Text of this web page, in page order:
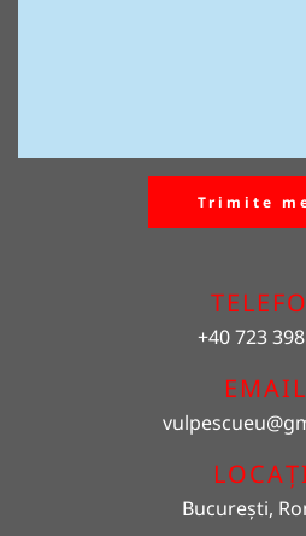
Trimite
+40 723
EMAIL
vulpescueu
București,